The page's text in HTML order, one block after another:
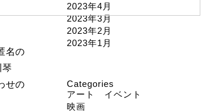
名の
せの
2023年4月
2023年3月
2023年2月
2023年1月
Categories
アート イベント
映画